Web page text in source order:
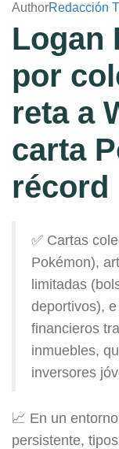
AuthorRedacción
Logan
por
reta a
carta
récord
✅ Cartas
Pokémon),
limitadas
deportivos),
financieros
inmuebles,
inversores
📈 En un
persistente,